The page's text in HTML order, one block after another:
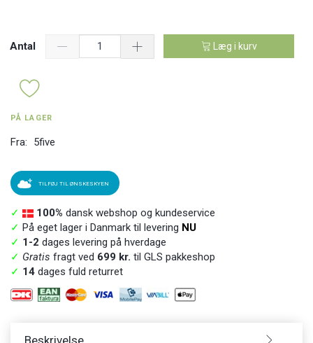
Antal Læg i kurv
PÅ LAGER
Fra: 5five
TILFØJ TIL ØNSKESKYEN
✓ 100% dansk webshop og kundeservice
✓ På eget lager i Danmark til levering NU
✓ 1-2 dages levering på hverdage
✓ Gratis fragt ved 699 kr. til GLS pakkeshop
✓ 14 dages fuld returret
Beskrivelse